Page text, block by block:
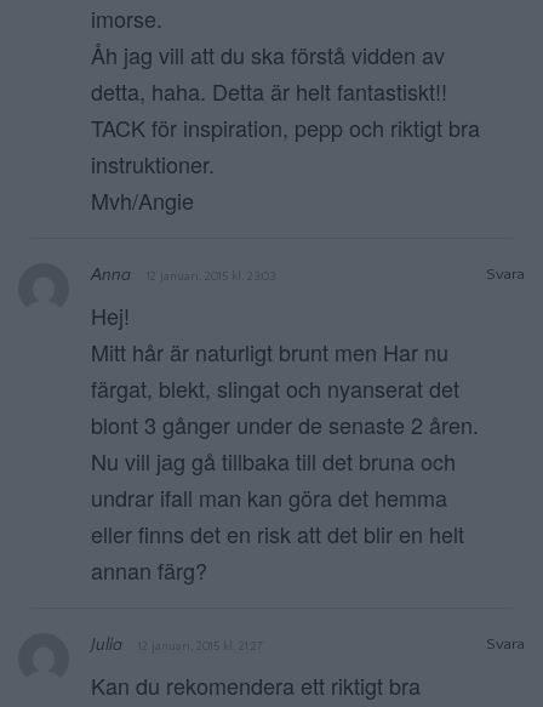
imorse.
Åh jag vill att du ska förstå vidden av
detta, haha. Detta är helt fantastiskt!!
TACK för inspiration, pepp och riktigt bra
instruktioner.
Mvh/Angie
Svara
Anna 12 januari, 2015 kl. 23:03
Hej!
Mitt hår är naturligt brunt men Har nu
färgat, blekt, slingat och nyanserat det
blont 3 gånger under de senaste 2 åren.
Nu vill jag gå tillbaka till det bruna och
undrar ifall man kan göra det hemma
eller finns det en risk att det blir en helt
annan färg?
Svara
Julia 12 januari, 2015 kl. 21:27
Kan du rekomendera ett riktigt bra